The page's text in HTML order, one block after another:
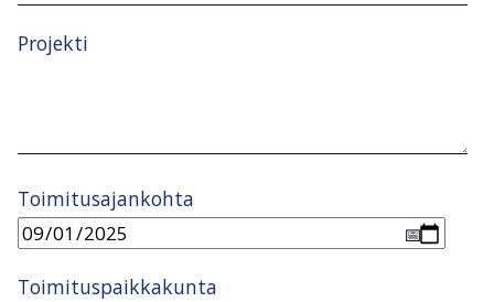
Projekti
Toimitusajankohta
Toimituspaikkakunta